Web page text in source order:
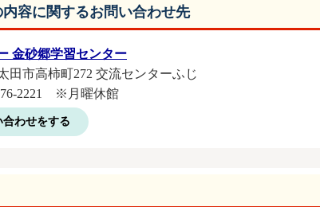
容に関するお問い合わせ先
金砂郷学習センター
田市高柿町272 交流センターふじ
76-2221 ※月曜休館
合わせをする